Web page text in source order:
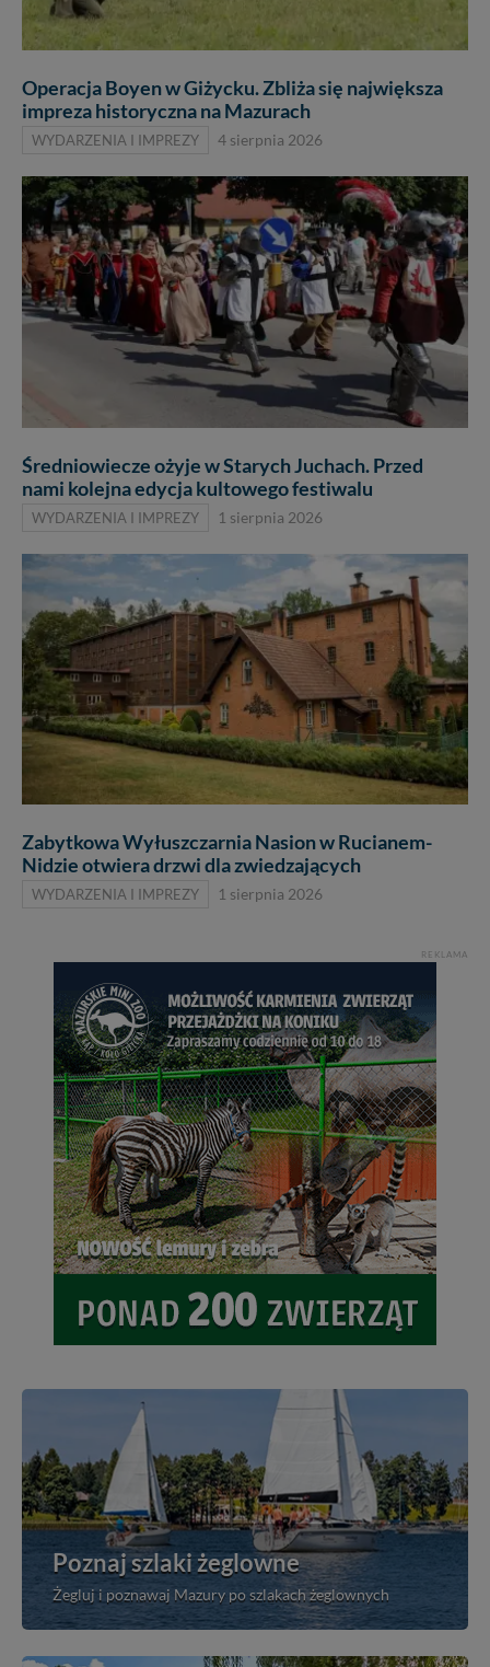
Operacja Boyen w Giżycku. Zbliża się największa
impreza historyczna na Mazurach
WYDARZENIA I IMPREZY 4 sierpnia 2026
Średniowiecze ożyje w Starych Juchach. Przed
nami kolejna edycja kultowego festiwalu
WYDARZENIA I IMPREZY 1 sierpnia 2026
Zabytkowa Wyłuszczarnia Nasion w Rucianem-
Nidzie otwiera drzwi dla zwiedzających
WYDARZENIA I IMPREZY 1 sierpnia 2026
REKLAMA
Poznaj szlaki żeglowne
Żegluj i poznawaj Mazury po szlakach żeglownych